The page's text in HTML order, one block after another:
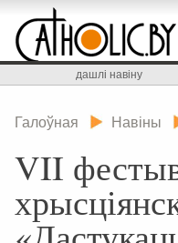
дашлі навіну
Галоўная Навіны
VII